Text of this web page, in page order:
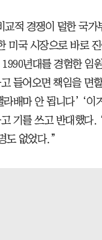
교적 경쟁이 덜한 국
미국 시장으로 바로
년대를 경험한 임
들어오면 책임을 면
배마 안 됩니다’ ‘이
기를 쓰고 반대했다.
도 없었다.”